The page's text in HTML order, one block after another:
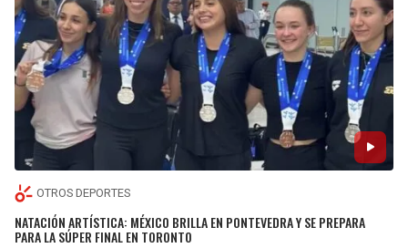
OTROS DEPORTES
NATACIÓN ARTÍSTICA: MÉXICO BRILLA EN PONTEVEDRA Y SE PREPARA
PARA LA SÚPER FINAL EN TORONTO